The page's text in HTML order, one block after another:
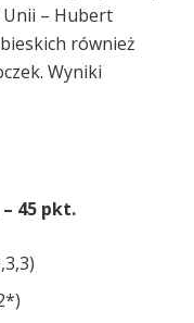
Unii – Hubert
również
Wyniki
45 pkt.